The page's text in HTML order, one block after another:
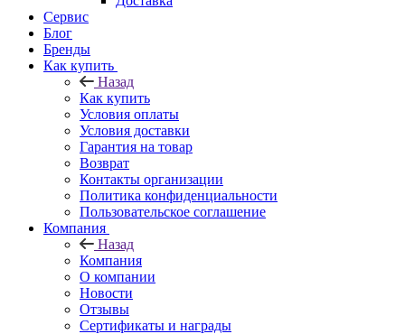
Сервис
Блог
Бренды
Как купить
Назад
Как купить
Условия оплаты
Условия доставки
Гарантия на товар
Возврат
Контакты организации
Политика конфиденциальности
Пользовательское соглашение
Компания
Назад
Компания
О компании
Новости
Отзывы
Сертификаты и награды